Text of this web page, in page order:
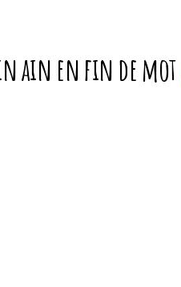
ain en fin de mot